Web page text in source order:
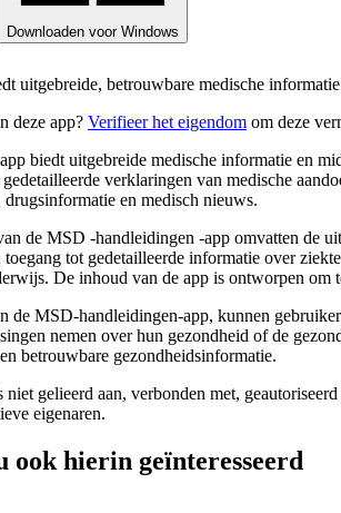
Downloaden voor Windows
uitgebreide, betrouwbare medische
deze app? Verifieer het eigendom om deze
biedt uitgebreide medische informatie en
verklaringen van medische
en medisch nieuws.
de MSD -handleidingen -app omvatten de
toegang tot gedetailleerde informatie over
De inhoud van de app is ontworpen
de MSD-handleidingen-app, kunnen
nemen over hun gezondheid of de
betrouwbare gezondheidsinformatie.
gelieerd aan, verbonden met,
eigenaren.
ook hierin geïnteresseerd